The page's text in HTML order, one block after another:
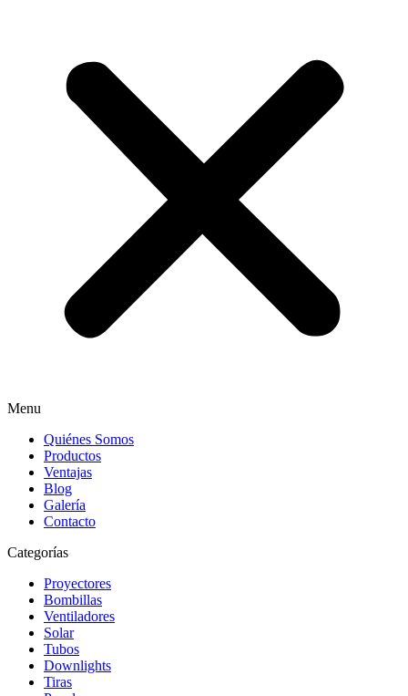
Menu
Quiénes Somos
Productos
Ventajas
Blog
Galería
Contacto
Categorías
Proyectores
Bombillas
Ventiladores
Solar
Tubos
Downlights
Tiras